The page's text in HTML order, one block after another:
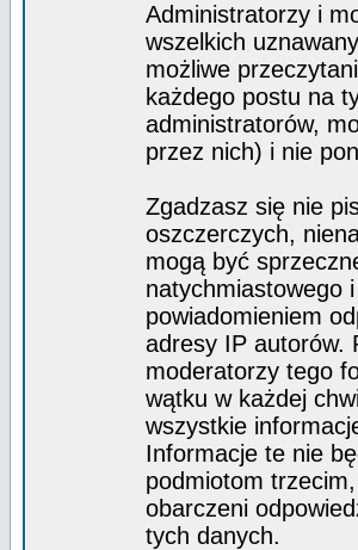
Administratorzy i
wszelkich
możliwe
każdego postu na
administratorów,
przez nich) i nie
Zgadzasz się nie
oszczerczych,
mogą być
natychmiastowego
powiadomieniem
adresy IP autorów.
moderatorzy tego
wątku w każdej
wszystkie
Informacje te nie
podmiotom
obarczeni
tych danych.